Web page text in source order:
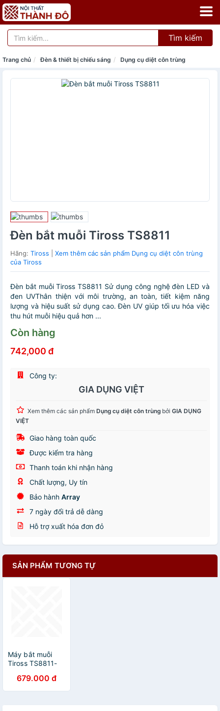
Tìm kiếm
Trang chủ Đèn & thiết bị chiếu sáng Dụng cụ diệt côn trùng
Đèn bắt muỗi Tiross TS8811
Hãng: Tiross
Xem thêm các sản phẩm Dụng cụ diệt côn trùng
của Tiross
Đèn bắt muỗi Tiross TS8811 Sử dụng công nghệ đèn LED và
đen UVThân thiện với môi trường, an toàn, tiết kiệm năng
lượng và hiệu suất sử dụng cao. Đèn UV giúp tối ưu hóa việc
thu hút muỗi hiệu quả hơn ...
Còn hàng
742,000 đ
Công ty:
GIA DỤNG VIỆT
Xem thêm các sản phẩm Dụng cụ diệt côn trùng bởi GIA DỤNG
VIỆT
Giao hàng toàn quốc
Được kiểm tra hàng
Thanh toán khi nhận hàng
Chất lượng, Uy tín
Bảo hành Array
7 ngày đổi trả dễ dàng
Hỗ trợ xuất hóa đơn đỏ
SẢN PHẨM TƯƠNG TỰ
Máy bắt muỗi
Tiross TS8811-
679.000 đ